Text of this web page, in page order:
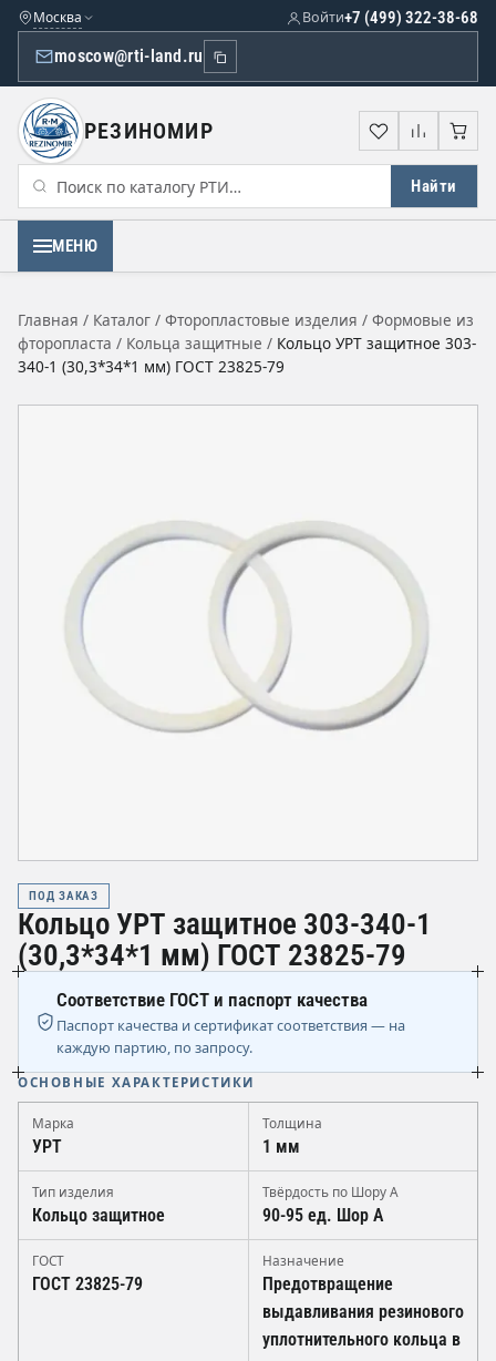
Москва
moscow@rti-land.ru
+7 (499) 322-38-68
Войти
РЕЗИНОМИР
Найти
Избранное
МЕНЮ
Главная / Каталог / Фторопластовые изделия / Формовые из
фторопласта / Кольца защитные / Кольцо УРТ защитное 303-
340-1 (30,3*34*1 мм) ГОСТ 23825-79
ПОД ЗАКАЗ
Кольцо УРТ защитное 303-340-1
(30,3*34*1 мм) ГОСТ 23825-79
Соответствие ГОСТ и паспорт качества
Паспорт качества и сертификат соответствия — на
каждую партию, по запросу.
ОСНОВНЫЕ ХАРАКТЕРИСТИКИ
Марка
УРТ
Толщина
1 мм
Тип изделия
Кольцо защитное
Твёрдость по Шору А
90-95 ед. Шор А
ГОСТ
ГОСТ 23825-79
Назначение
Предотвращение
выдавливания резинового
уплотнительного кольца в